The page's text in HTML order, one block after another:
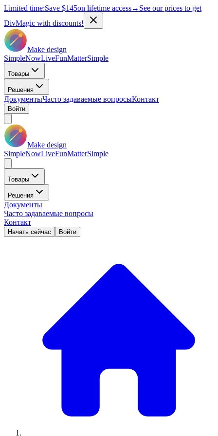
Limited time:Save $145on lifetime access→ See our prices to get
DivMagic with discounts!
Make design
SimpleNowLiveFunMatterSimple
Товары
Решения
ДокументыЧасто задаваемые вопросыКонтакт
Войти
Make design
SimpleNowLiveFunMatterSimple
Товары
Решения
Документы
Часто задаваемые вопросы
Контакт
Начать сейчас Войти